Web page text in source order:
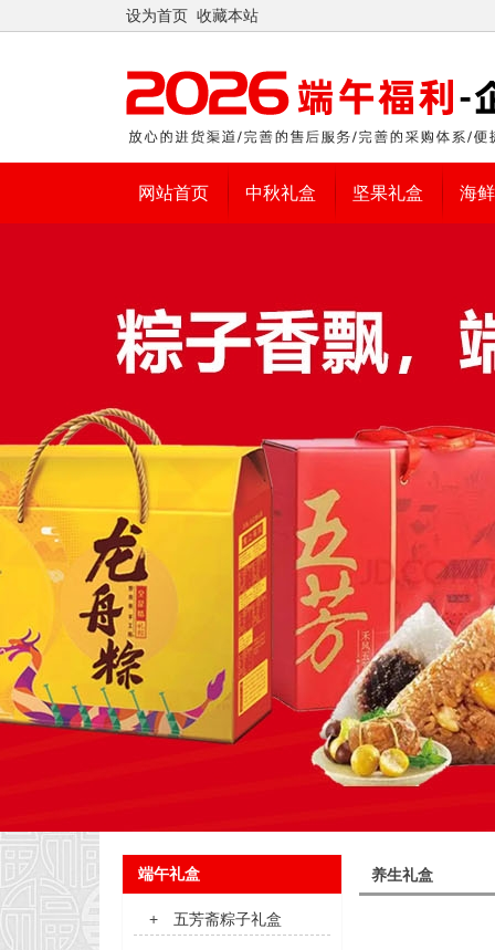
设为首页 收藏本站
网站首页 中秋礼盒 坚果礼盒 海
养生礼盒
端午礼盒
+ 五芳斋粽子礼盒